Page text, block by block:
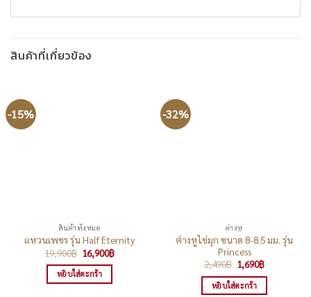
สินค้าที่เกี่ยวข้อง
-15%
สินค้าทั้งหมด
แหวนเพชร รุ่น Half Eternity
19,900฿ Original
price
was:
19,900฿.
16,900฿Current
หยิบใส่ตะกร้า
-32%
ต่างหู
ต่างหูไข่มุก ขนาด 8-8.5 มม. รุ่น
Princess
2,490฿ Original
price
was:
2,490฿.
1,690฿Current
is:
หยิบใส่ตะกร้า